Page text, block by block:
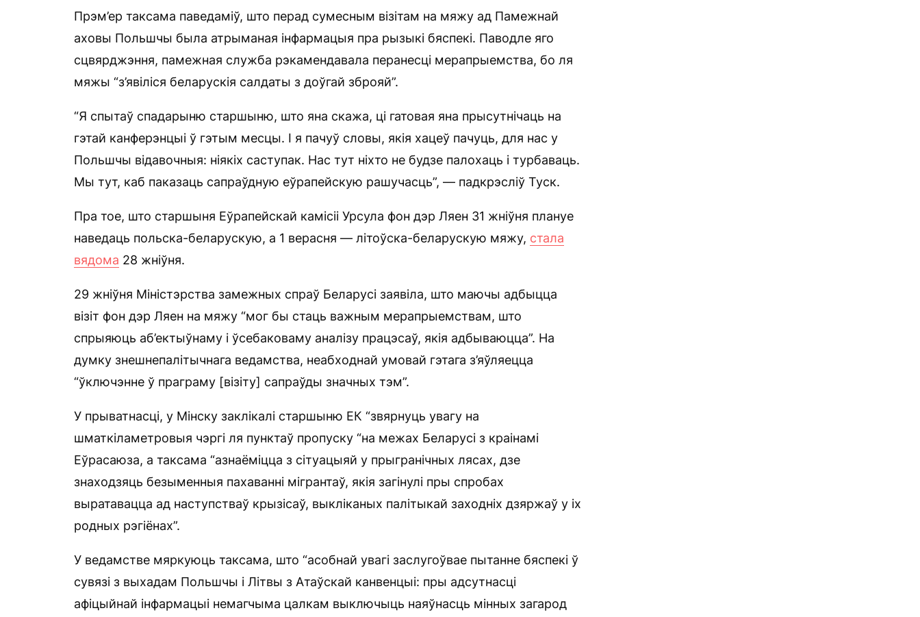
Прэм’ер таксама паведаміў, што перад сумесным візітам на мяжу ад Памежнай
аховы Польшчы была атрыманая інфармацыя пра рызыкі бяспекі. Паводле яго
сцвярджэння, памежная служба рэкамендавала перанесці мерапрыемства, бо ля
мяжы “з’явіліся беларускія салдаты з доўгай зброяй”.
“Я спытаў спадарыню старшыню, што яна скажа, ці гатовая яна прысутнічаць на
гэтай канферэнцыі ў гэтым месцы. І я пачуў словы, якія хацеў пачуць, для нас у
Польшчы відавочныя: ніякіх саступак. Нас тут ніхто не будзе палохаць і турбаваць.
Мы тут, каб паказаць сапраўдную еўрапейскую рашучасць”, — падкрэсліў Туск.
Пра тое, што старшыня Еўрапейскай камісіі Урсула фон дэр Ляен 31 жніўня плануе
наведаць польска-беларускую, а 1 верасня — літоўска-беларускую мяжу, стала
вядома 28 жніўня.
29 жніўня Міністэрства замежных спраў Беларусі заявіла, што маючы адбыцца
візіт фон дэр Ляен на мяжу “мог бы стаць важным мерапрыемствам, што
спрыяюць аб’ектыўнаму і ўсебаковаму аналізу працэсаў, якія адбываюцца”. На
думку знешнепалітычнага ведамства, неабходнай умовай гэтага з’яўляецца
“ўключэнне ў праграму [візіту] сапраўды значных тэм”.
У прыватнасці, у Мінску заклікалі старшыню ЕК “звярнуць увагу на
шматкіламетровыя чэргі ля пунктаў пропуску “на межах Беларусі з краінамі
Еўрасаюза, а таксама “азнаёміцца з сітуацыяй у прыгранічных лясах, дзе
знаходзяць безыменныя пахаванні мігрантаў, якія загінулі пры спробах
выратавацца ад наступстваў крызісаў, выкліканых палітыкай заходніх дзяржаў у іх
родных рэгіёнах”.
У ведамстве мяркуюць таксама, што “асобнай увагі заслугоўвае пытанне бяспекі ў
сувязі з выхадам Польшчы і Літвы з Атаўскай канвенцыі: пры адсутнасці
афіцыйнай інфармацыі немагчыма цалкам выключыць наяўнасць мінных загарод